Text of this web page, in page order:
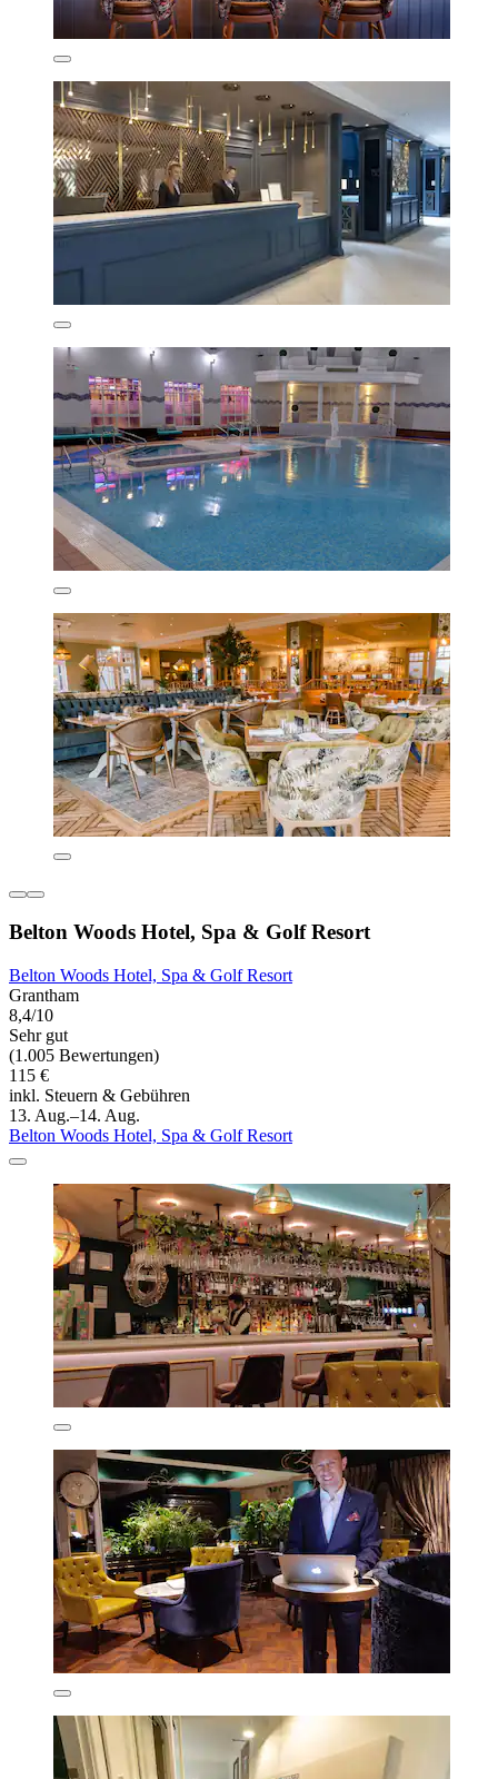
Belton Woods Hotel, Spa & Golf Resort
Belton Woods Hotel, Spa & Golf Resort
Grantham
8,4/10
Sehr gut
(1.005 Bewertungen)
115 €
inkl. Steuern & Gebühren
13. Aug.–14. Aug.
Belton Woods Hotel, Spa & Golf Resort